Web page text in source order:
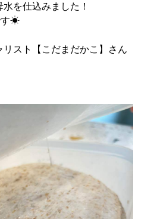
を仕込みました！
す☀
スト【こだまだかこ】さん